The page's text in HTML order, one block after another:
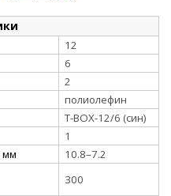
12
6
2
полиолефин
Т-BOX-12/6 (син)
1
мм
10.8–7.2
300